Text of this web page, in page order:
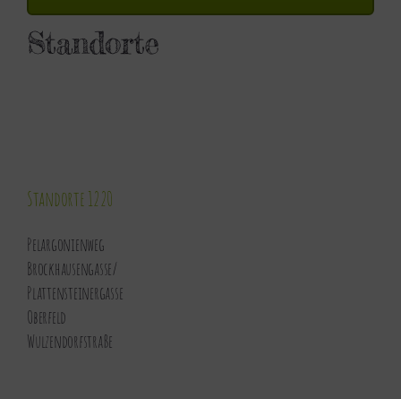
Standorte
Standorte 1220
Pelargonienweg
Brockhausengasse/
Plattensteinergasse
Oberfeld
Wulzendorfstraße